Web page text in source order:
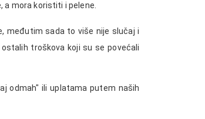
a mora koristiti i pelene.
međutim sada to više nije slučaj i
troškova koji su se povećali
odmah" ili uplatama putem naših